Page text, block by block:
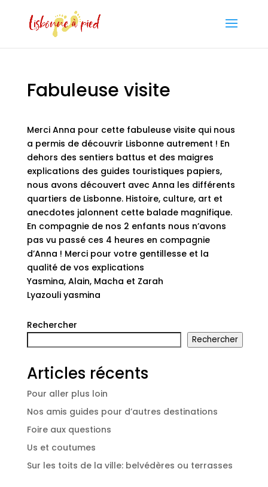
Fabuleuse visite
Merci Anna pour cette fabuleuse visite qui nous
a permis de découvrir Lisbonne autrement ! En
dehors des sentiers battus et des maigres
explications des guides touristiques papiers,
nous avons découvert avec Anna les différents
quartiers de Lisbonne. Histoire, culture, art et
anecdotes jalonnent cette balade magnifique.
En compagnie de nos 2 enfants nous n’avons
pas vu passé ces 4 heures en compagnie
d’Anna ! Merci pour votre gentillesse et la
qualité de vos explications
Yasmina, Alain, Macha et Zarah
Lyazouli yasmina
Rechercher
Rechercher
Articles récents
Pour aller plus loin
Nos amis guides pour d’autres destinations
Foire aux questions
Us et coutumes
Sur les toits de la ville: belvédères ou terrasses